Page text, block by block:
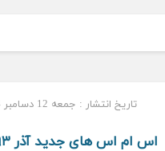
تاریخ انتشار : جمعه 12 دسامبر 2014 - 19:11
اس ام اس های جدید آذر ۹۳